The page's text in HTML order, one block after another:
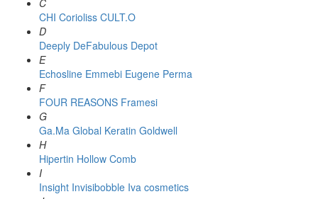
C
CHI Corioliss CULT.O
D
Deeply DeFabulous Depot
E
Echosline Emmebi Eugene Perma
F
FOUR REASONS Framesi
G
Ga.Ma Global Keratin Goldwell
H
Hipertin Hollow Comb
I
Insight Invisibobble Iva cosmetics